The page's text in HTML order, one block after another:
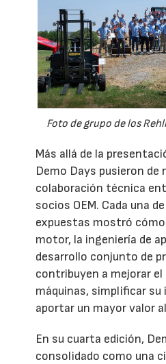
Foto de grupo de los
Más allá de la
Demo Days pusieron de
colaboración técnica
socios OEM. Cada una
expuestas mostró
motor, la ingeniería de
desarrollo conjunto de
contribuyen a mejorar
máquinas, simplificar
aportar un mayor valor
En su cuarta edición,
consolidado como una